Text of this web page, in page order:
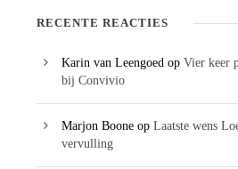
RECENTE REACTIES
Karin van Leengoed op Vier keer
bij Convivio
Marjon Boone op Laatste wens
vervulling